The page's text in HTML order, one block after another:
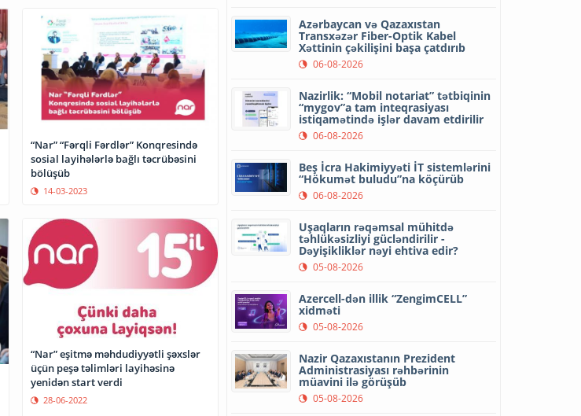
“Nar” “Fərqli Fərdlər” Konqresində
sosial layihələrlə bağlı təcrübəsini
bölüşüb
14-03-2023
“Nar” eşitmə məhdudiyyətli şəxslər
üçün peşə təlimləri layihəsinə
yenidən start verdi
28-06-2022
Azərbaycan və Qazaxıstan
Transxəzər Fiber-Optik Kabel
Xəttinin çəkilişini başa çatdırıb
06-08-2026
Nazirlik: “Mobil notariat” tətbiqinin
“mygov”a tam inteqrasiyası
istiqamətində işlər davam etdirilir
06-08-2026
Beş İcra Hakimiyyəti İT sistemlərini
“Hökumət buludu”na köçürüb
06-08-2026
Uşaqların rəqəmsal mühitdə
təhlükəsizliyi gücləndirilir -
Dəyişikliklər nəyi ehtiva edir?
05-08-2026
Azercell-dən illik “ZengimCELL”
xidməti
05-08-2026
Nazir Qazaxıstanın Prezident
Administrasiyası rəhbərinin
müavini ilə görüşüb
05-08-2026